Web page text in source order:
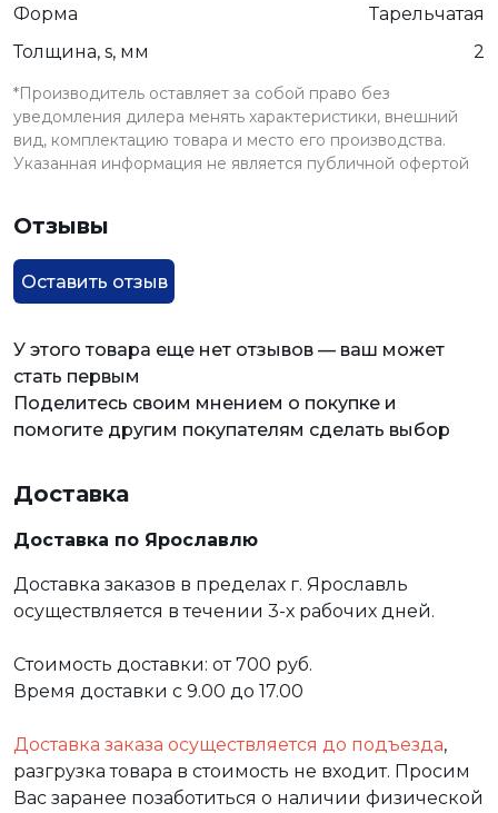
Форма
Тарельчатая
Толщина, s, мм
2
*Производитель оставляет за собой право без
уведомления дилера менять характеристики, внешний
вид, комплектацию товара и место его производства.
Указанная информация не является публичной офертой
Отзывы
Оставить отзыв
У этого товара еще нет отзывов — ваш может
стать первым
Поделитесь своим мнением о покупке и
помогите другим покупателям сделать выбор
Доставка
Доставка по Ярославлю
Доставка заказов в пределах г. Ярославль
осуществляется в течении 3-х рабочих дней.
Стоимость доставки: от 700 руб.
Время доставки с 9.00 до 17.00
Доставка заказа осуществляется до подъезда,
разгрузка товара в стоимость не входит. Просим
Вас заранее позаботиться о наличии физической